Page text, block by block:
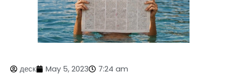
деск May 5, 2023 7:24 am